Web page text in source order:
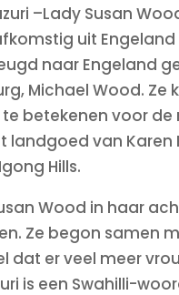
–Lady Susan
uit
naar Engeland
Michael Wood. Ze
betekenen voor
van Karen
Hills.
Wood in haar
Ze begon samen
dat er veel meer
is een Swahilli-